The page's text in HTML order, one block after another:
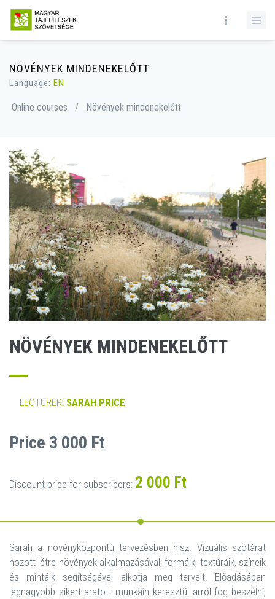
NÖVÉNYEK MINDENEKELŐTT
Language: EN
Online courses / Növények mindenekelőtt
NÖVÉNYEK MINDENEKELŐTT
LECTURER: SARAH PRICE
Price 3 000 Ft
Discount price for subscribers: 2 000 Ft
Sarah a növényközpontú tervezésben hisz. Vizuális szótárat
hozott létre növények alkalmazásával; formáik, textúráik, színeik
és mintáik segítségével alkotja meg terveit. Előadásában
legnagyobb sikert aratott munkáin keresztül arról fog beszélni,